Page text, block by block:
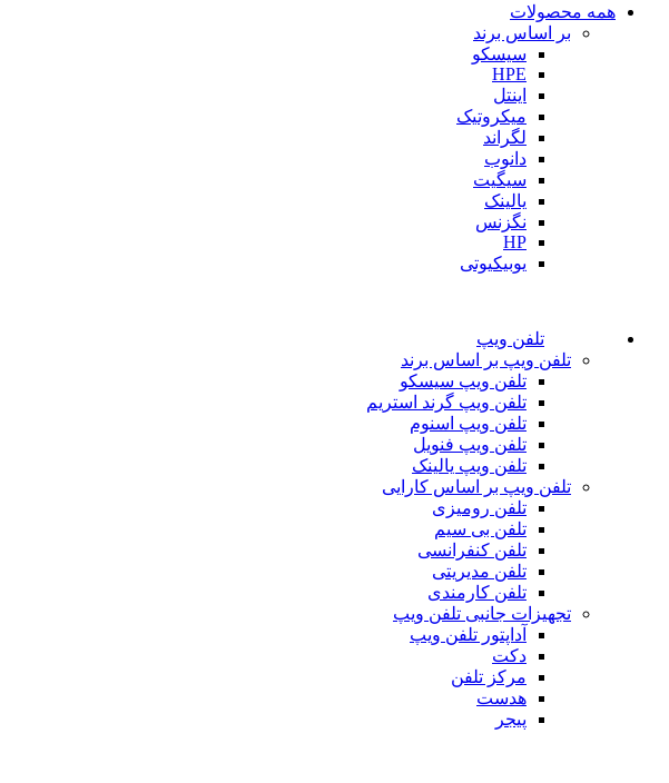
همه محصولات
بر اساس برند
سیسکو
HPE
اینتل
میکروتیک
لگراند
دانوب
سیگیت
یالینک
نگزنس
HP
یوبیکیوتی
تلفن ویپ
تلفن ویپ بر اساس برند
تلفن ویپ سیسکو
تلفن ویپ گرند استریم
تلفن ویپ اسنوم
تلفن ویپ فنویل
تلفن ویپ یالینک
تلفن ویپ بر اساس کارایی
تلفن رومیزی
تلفن بی سیم
تلفن کنفرانسی
تلفن مدیریتی
تلفن کارمندی
تجهیزات جانبی تلفن ویپ
آداپتور تلفن ویپ
دکت
مرکز تلفن
هدست
پیجر